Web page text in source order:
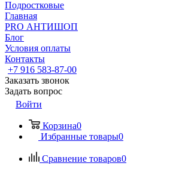
Подростковые
Главная
PRO АНТИШОП
Блог
Условия оплаты
Контакты
+7 916 583-87-00
Заказать звонок
Задать вопрос
Войти
Корзина0
Избранные товары0
Сравнение товаров0